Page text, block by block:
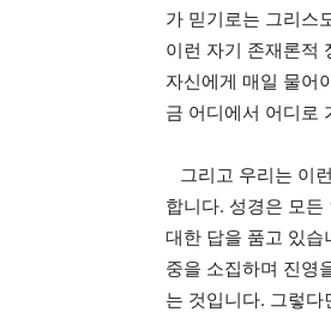
가 믿기로는 그리스
이런 자기 존재론적
자신에게 매일 물어
금 어디에서 어디로
그리고 우리는 이
합니다. 성경은 모
대한 답을 품고 있습
중을 소집하며 진영
는 것입니다. 그렇